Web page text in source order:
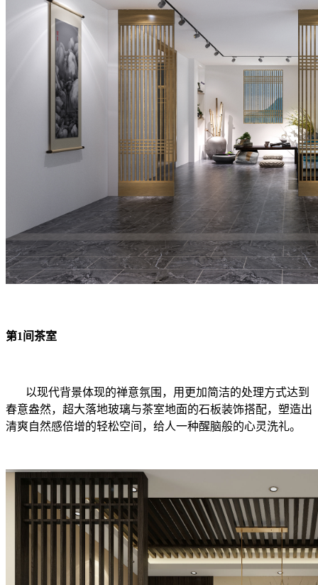
第1间茶室
以现代背景体现的禅意氛围，用更加简洁的处理方式达到
春意盎然，超大落地玻璃与茶室地面的石板装饰搭配，塑造出
清爽自然感倍增的轻松空间，给人一种醒脑般的心灵洗礼。